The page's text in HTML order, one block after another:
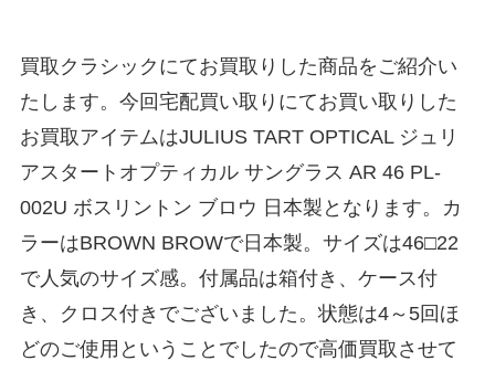
買取クラシックにてお買取りした商品をご紹介い
たします。今回宅配買い取りにてお買い取りした
お買取アイテムはJULIUS TART OPTICAL ジュリ
アスタートオプティカル サングラス AR 46 PL-
002U ボスリントン ブロウ 日本製となります。カ
ラーはBROWN BROWで日本製。サイズは46□22
で人気のサイズ感。付属品は箱付き、ケース付
き、クロス付きでございました。状態は4～5回ほ
どのご使用ということでしたので高価買取させて